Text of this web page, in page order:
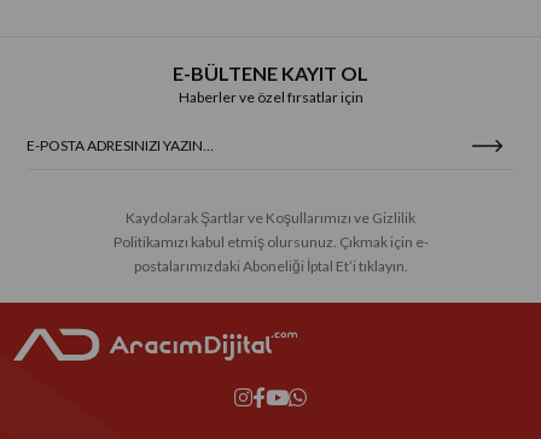
E-BÜLTENE KAYIT OL
Haberler ve özel fırsatlar için
Kaydolarak Şartlar ve Koşullarımızı ve Gizlilik
Politikamızı kabul etmiş olursunuz. Çıkmak için e-
postalarımızdaki Aboneliği İptal Et’i tıklayın.